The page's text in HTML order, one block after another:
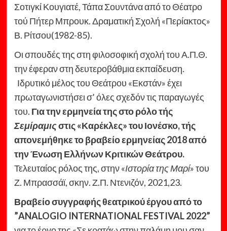
Σοτιγκί Κουγιατέ, Τάπα Σουντάνα από το Θέατρο
τού Πήτερ Μπρουκ. Δραματική Σχολή «Περίακτος»
Β. Ρίτσου(1982-85).
Οι σπουδές της στη φιλοσοφική σχολή του Α.Π.Θ.
την έφεραν στη δευτεροβάθμια εκπαίδευση.
Ιδρυτικό μέλος του Θεάτρου «Εκστάν» έχει
πρωταγωνιστήσει σ’ όλες σχεδόν τις παραγωγές
του. Για την ερμηνεία της στο ρόλο τής
Σεμίραμιςστις «Καρέκλες» του Ιονέσκο, τής
απονεμήθηκε το βραβείο ερμηνείας 2018 από
την Ένωση Ελλήνων Κριτικών Θεάτρου.
Τελευταίος ρόλος της, στην «Ιστορία της Μαρί» του
Ζ. Μπρασσάϊ, σκην. Ζ.Π. Ντενιζόν, 2021,23.
Βραβείο συγγραφής θεατρικού έργου από το
”ANALOGIO INTERNATIONAL FESTIVAL 2022”